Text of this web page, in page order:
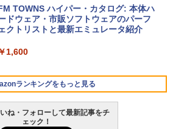
Amazon.co.jp限定】 HP ノートパソコ
15-fd 15.6インチ 16GBメモリ 512GB
SSD インテル Core 5
￥129,800
ノートパソコン WE1-K3 (MS 365 P
Copilotキー搭載/Win 11/15.6型/
i5/16GB/SSD 512GB/ホワイト) FM
版 | Minecraft (マインクラフ
): Java & Bedrock Edition | オンライ
TOWNS ハイパー・カタログ: 本体ハ
ドウェア・市販ソフトウェアのパーフ
クトリストと最新エミュレータ紹介
￥1,600
ランキングをもっと見る
ね・フォローして最新記事をチ
ェック！